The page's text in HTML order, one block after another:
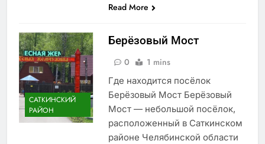
Read More
САТКИНСКИЙ
РАЙОН
Берёзовый Мост
0 1 mins
Где находится посёлок
Берёзовый Мост Берёзовый
Мост — небольшой посёлок,
расположенный в Саткинском
районе Челябинской области